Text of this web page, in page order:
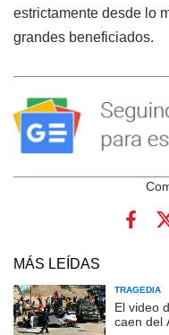
estrictamente desde lo
grandes beneficiados.
MÁS LEÍDAS
TRAGEDIA
El video
caen del